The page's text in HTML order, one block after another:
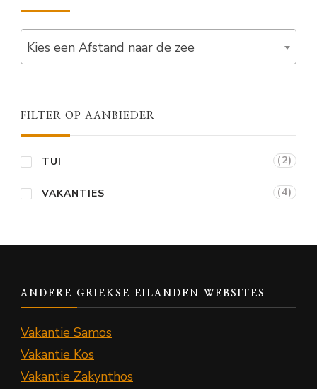
Kies een Afstand naar de zee
FILTER OP AANBIEDER
TUI (2)
VAKANTIES (4)
ANDERE GRIEKSE EILANDEN WEBSITES
Vakantie Samos
Vakantie Kos
Vakantie Zakynthos